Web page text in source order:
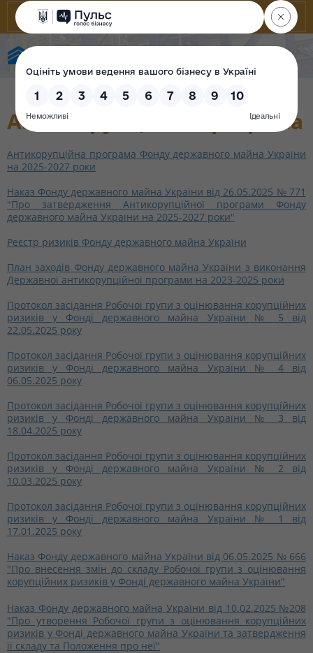
Антикорупційна програма
Антикорупційна програма Фонду державного майна України
на 2025-2027 роки
Наказ Фонду державного майна України від 26.05.2025 № 771
"Про затвердження Антикорупційної програми Фонду
державного майна України на 2025-2027 роки"
Реєстр ризиків Фонду державного майна України
План заходів Фонду державного майна України з виконання
Державної антикорупційної програми на 2023-2025 роки
Протокол засідання Робочої групи з оцінювання корупційних
ризиків у Фонді державного майна України № 5 від
22.05.2025 року
Протокол засідання Робочої групи з оцінювання корупційних
ризиків у Фонді державного майна України № 4 від
06.05.2025 року
Протокол засідання Робочої групи з оцінювання корупційних
ризиків у Фонді державного майна України № 3 від
18.04.2025 року
Протокол засідання Робочої групи з оцінювання корупційних
ризиків у Фонді державного майна України № 2 від
10.03.2025 року
Протокол засідання Робочої групи з оцінювання корупційних
ризиків у Фонді державного майна України № 1 від
17.01.2025 року
Наказ Фонду державного майна України від 06.05.2025 № 666
"Про внесення змін до складу Робочої групи з оцінювання
корупційних ризиків у Фонді державного майна України"
Наказ Фонду державного майна України від 10.02.2025 №208
"Про утворення Робочої групи з оцінювання корупційних
ризиків у Фонді державного майна України та затвердження
її складу та Положення про неї"